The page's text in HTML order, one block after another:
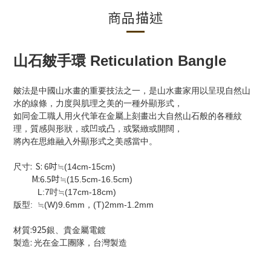
商品描述
山石皴手環 Reticulation Bangle
皴法是中國山水畫的重要技法之一，是山水畫家用以呈現自然山
水的線條，力度與肌理之美的一種外顯形式，
如同金工職人用火代筆在金屬上刻畫出大自然山石般的各種紋
理，質感與形狀，或凹或凸，或緊緻或開闊，
將內在思維融入外顯形式之美感當中。
尺寸: S: 6吋≒(14cm-15cm)
M:6.5吋≒(15.5cm-16.5cm)
L:7吋≒(17cm-18cm)
版型: ≒(W)9.6mm，(T)2mm-1.2mm
材質:925銀、貴金屬電鍍
製造: 光在金工團隊，台灣製造